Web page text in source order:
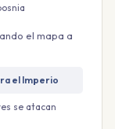
el mapa a
el Imperio
se atacan